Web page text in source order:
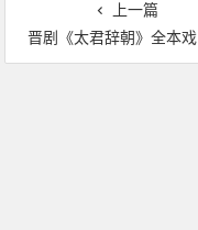
上一篇
晋剧《太君辞朝》全本戏MP3下载